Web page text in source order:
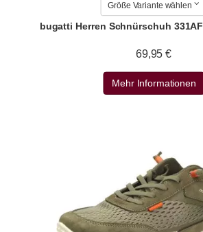
Größe Variante wählen
bugatti Herren Schnürschuh
69,95 €
Mehr Informationen